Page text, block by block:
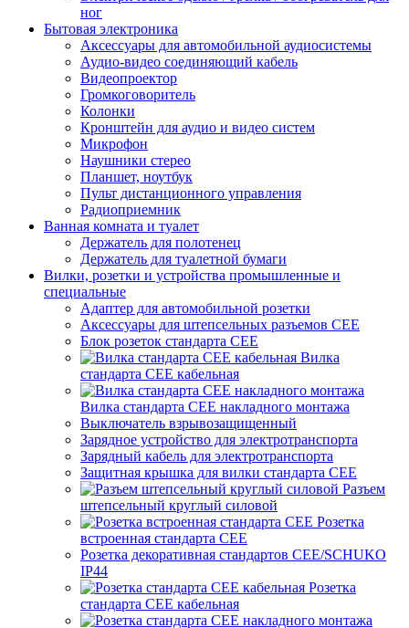
ног
Бытовая электроника
Аксессуары для автомобильной аудиосистемы
Аудио-видео соединяющий кабель
Видеопроектор
Громкоговоритель
Колонки
Кронштейн для аудио и видео систем
Микрофон
Наушники стерео
Планшет, ноутбук
Пульт дистанционного управления
Радиоприемник
Ванная комната и туалет
Держатель для полотенец
Держатель для туалетной бумаги
Вилки, розетки и устройства промышленные и
специальные
Адаптер для автомобильной розетки
Аксессуары для штепсельных разъемов CEE
Блок розеток стандарта CEE
Вилка
стандарта CEE кабельная
Вилка стандарта CEE накладного монтажа
Выключатель взрывозащищенный
Зарядное устройство для электротранспорта
Зарядный кабель для электротранспорта
Защитная крышка для вилки стандарта CEE
Разъем
штепсельный круглый силовой
Розетка
встроенная стандарта CEE
Розетка декоративная стандартов CEE/SCHUKO
IP44
Розетка
стандарта СЕЕ кабельная